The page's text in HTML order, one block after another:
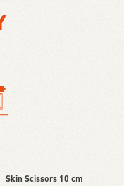
Skin Scissors 10 cm